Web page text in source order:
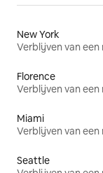
New York
Verblijven van een
Florence
Verblijven van een
Miami
Verblijven van een
Seattle